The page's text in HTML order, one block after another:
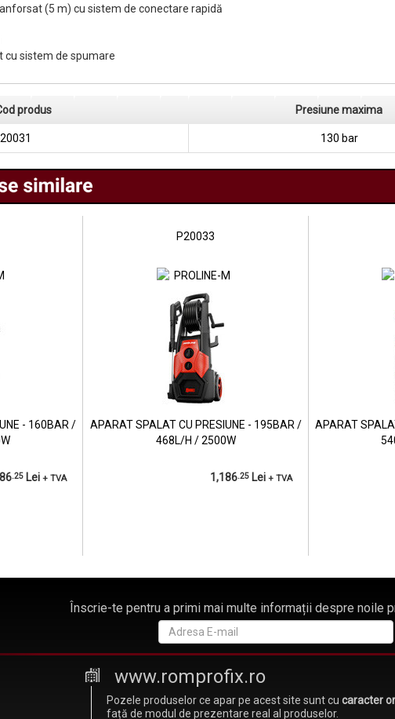
(5 m) cu sistem de conectare rapidă
cu sistem de spumare
produs Presiune maxima
130 bar
- 160BAR /
.25 Lei+ TVA
P20033
APARAT SPALAT CU PRESIUNE - 195BAR /
468L/H / 2500W
1,186.25Lei + TVA
APARAT
Înscrie-te pentru a primi mai multe informații despre noile
www.romprofix.ro
Pozele produselor ce apar pe acest site sunt cucaracter
față de modul de prezentare real al produselor.